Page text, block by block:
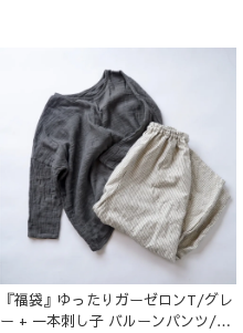
『福袋』ゆったりガーゼロンT/グレ
ー + 一本刺し子 バルーンパンツ/生